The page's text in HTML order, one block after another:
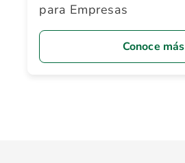
para Empresas
Conoce más